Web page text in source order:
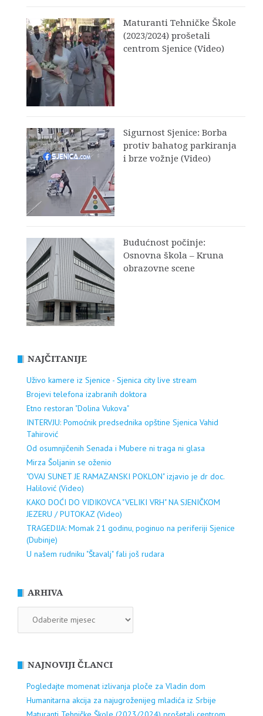
Maturanti Tehničke Škole
(2023/2024) prošetali
centrom Sjenice (Video)
Sigurnost Sjenice: Borba
protiv bahatog parkiranja
i brze vožnje (Video)
Budućnost počinje:
Osnovna škola – Kruna
obrazovne scene
NAJČITANIJE
Uživo kamere iz Sjenice - Sjenica city live stream
Brojevi telefona izabranih doktora
Etno restoran "Dolina Vukova"
INTERVJU: Pomoćnik predsednika opštine Sjenica Vahid
Tahirović
Od osumnjičenih Senada i Mubere ni traga ni glasa
Mirza Šoljanin se oženio
"OVAJ SUNET JE RAMAZANSKI POKLON" izjavio je dr doc.
Halilović (Video)
KAKO DOĆI DO VIDIKOVCA "VELIKI VRH" NA SJENIČKOM
JEZERU / PUTOKAZ (Video)
TRAGEDIJA: Momak 21 godinu, poginuo na periferiji Sjenice
(Dubinje)
U našem rudniku "Štavalj" fali još rudara
ARHIVA
NAJNOVIJI ČLANCI
Pogledajte momenat izlivanja ploče za Vladin dom
Humanitarna akcija za najugroženijeg mladića iz Srbije